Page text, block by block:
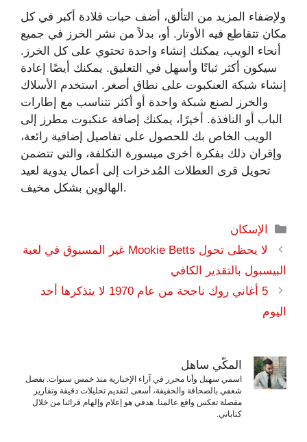
ولإضفاء المزيد من التألق، أضف حبات قلادة أكبر في كل
مكان تتقاطع فيه الأوتار. أو، بدلاً من نشر الخرز في جميع
أنحاء الويب، يمكنك إنشاء واحدة تحتوي على كل الخرز.
سيكون أكثر ثباتًا وأسهل في التعليق. يمكنك أيضًا إعادة
إنشاء شبكة العنكبوت على نطاق أصغر. استخدم الأسلاك
والخرز لصنع شبكة واحدة أو أكثر تتناسب مع إطارات
الباب أو النافذة. أخيرًا، يمكنك إضافة عنكبوت مطرز إلى
الويب الخاص بك للحصول على تفاصيل إضافية رائعة،
وإقران ذلك بفكرة أخرى ميسورة التكلفة، والتي تتضمن
تحويل قرى العطلات المُدخرات إلى أعمال يدوية لعيد
الهالوين بشكل مخيف.
التصنيفات
الإسكان
لا يحظى تحول Mookie Betts غير المسبوق في لعبة
البيسبول بالتقدير الكافي
5 أغاني روك ناجحة من عام 1970 لا يتذكرها أحد
اليوم
المكّي ساهل
اسمي سهيل وأنا محرر في آراء الإخبارية منذ خمس سنوات. بفضل
شغفي بالصحافة والحقيقة، أسعى لتقديم تحليلات دقيقة وتقارير
مفصلة تعكس واقع عالمنا. هدفي هو إعلام وإلهام قرائنا من خلال
كتاباتي.